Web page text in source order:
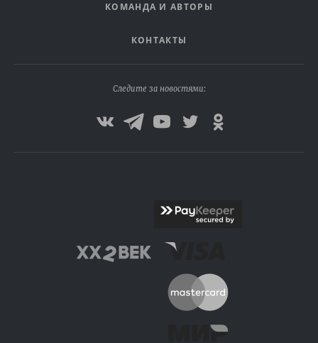
КОМАНДА И АВТОРЫ
КОНТАКТЫ
Следите за новостями: